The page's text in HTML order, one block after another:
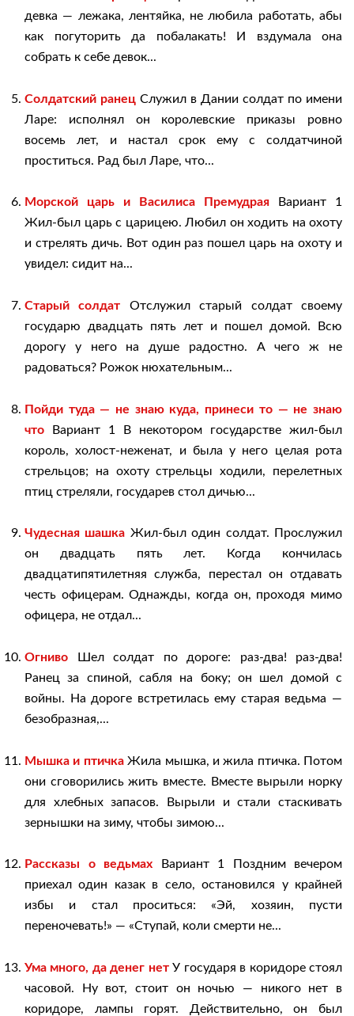
девка — лежака, лентяйка, не любила работать, абы
как погуторить да побалакать! И вздумала она
собрать к себе девок...
Солдатский ранец Служил в Дании солдат по имени
Ларе: исполнял он королевские приказы ровно
восемь лет, и настал срок ему с солдатчиной
проститься. Рад был Ларе, что...
Морской царь и Василиса Премудрая Вариант 1
Жил-был царь с царицею. Любил он ходить на охоту
и стрелять дичь. Вот один раз пошел царь на охоту и
увидел: сидит на...
Старый солдат Отслужил старый солдат своему
государю двадцать пять лет и пошел домой. Всю
дорогу у него на душе радостно. А чего ж не
радоваться? Рожок нюхательным...
Пойди туда — не знаю куда, принеси то — не знаю
что Вариант 1 В некотором государстве жил-был
король, холост-неженат, и была у него целая рота
стрельцов; на охоту стрельцы ходили, перелетных
птиц стреляли, государев стол дичью...
Чудесная шашка Жил-был один солдат. Прослужил
он двадцать пять лет. Когда кончилась
двадцатипятилетняя служба, перестал он отдавать
честь офицерам. Однажды, когда он, проходя мимо
офицера, не отдал...
Огниво Шел солдат по дороге: раз-два! раз-два!
Ранец за спиной, сабля на боку; он шел домой с
войны. На дороге встретилась ему старая ведьма —
безобразная,...
Мышка и птичкаЖила мышка, и жила птичка. Потом
они сговорились жить вместе. Вместе вырыли норку
для хлебных запасов. Вырыли и стали стаскивать
зернышки на зиму, чтобы зимою...
Рассказы о ведьмах Вариант 1 Поздним вечером
приехал один казак в село, остановился у крайней
избы и стал проситься: «Эй, хозяин, пусти
переночевать!» — «Ступай, коли смерти не...
Ума много, да денег нетУ государя в коридоре стоял
часовой. Ну вот, стоит он ночью — никого нет в
коридоре, лампы горят. Действительно, он был